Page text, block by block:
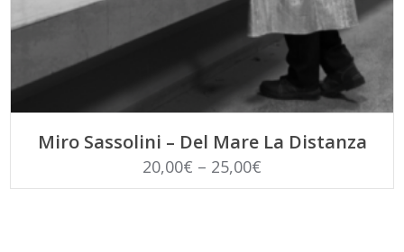
Miro Sassolini – Del Mare La Distanza
20,00€ – 25,00€